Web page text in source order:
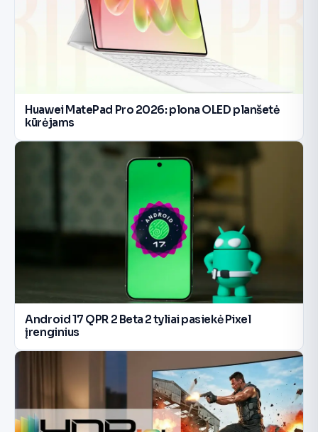
Huawei MatePad Pro 2026: plona OLED planšetė
kūrėjams
Android 17 QPR 2 Beta 2 tyliai pasiekė Pixel
įrenginius